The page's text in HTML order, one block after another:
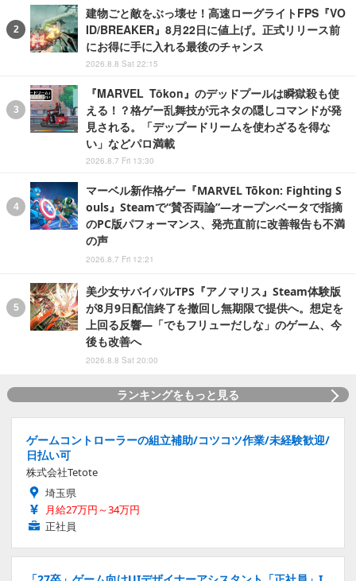
建物ごと敵をぶっ壊せ！高速ローグライトFPS『VO
ID/BREAKER』8月22日に値上げ。正式リリース前
にお得に手に入れる最後のチャンス
2026.8.8 Sat 22:15
『MARVEL Tōkon』のデッドプールは瞬獄殺も使
える！？格ゲー乱舞技が元ネタの隠しコマンドが発
見される。「デップードリームを使わざるを得な
い」などパロ満載
2026.8.7 Fri 13:30
マーベル新作格ゲー『MARVEL Tōkon: Fighting S
ouls』Steamで“賛否両論”―オープンベータで指摘
のPC版パフォーマンス、発売直前に改善報告も不満
の声
2026.8.7 Fri 12:21
美少女サバイバルTPS『アノマリス』Steam体験版
が8月9日配信終了を撤回し無期限で提供へ。想定を
上回る反響―「でもフリューだしな」のゲーム、今
後も改善へ
2026.8.8 Sat 20:00
ランキングをもっと見る
ゲームコントローラーの組立補助/コツコツ作業/未経験歓迎/
日払い可
株式会社Tetote
埼玉県
月給27万円～34万円
正社員